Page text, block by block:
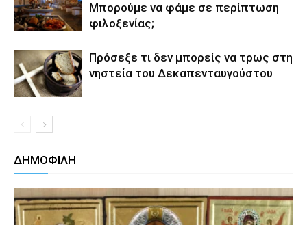
Μπορούμε να φάμε σε περίπτωση
φιλοξενίας;
Πρόσεξε τι δεν μπορείς να τρως στη
νηστεία του Δεκαπενταυγούστου
ΔΗΜΟΦΙΛΗ